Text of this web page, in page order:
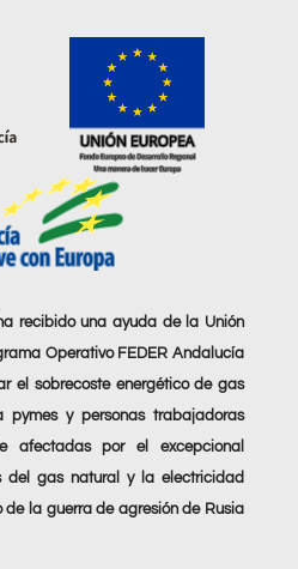
recibido una ayuda de la Unión
Operativo FEDER Andalucía
el sobrecoste energético de gas
y personas trabajadoras
afectadas por el excepcional
del gas natural y la electricidad
la guerra de agresión de Rusia